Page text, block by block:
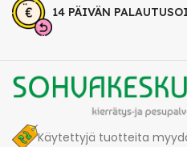
14 PÄIVÄN
Käytettyjä tuotteita